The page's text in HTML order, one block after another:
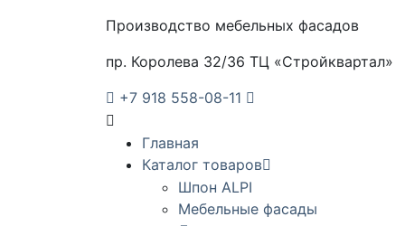
Производство мебельных фасадов
пр. Королева 32/36 ТЦ «Стройквартал»
+7 918 558-08-11
Главная
Каталог товаров
Шпон ALPI
Мебельные фасады